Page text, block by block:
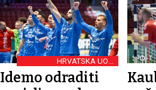
HRVATSKA UOČI
SLOVENIJE
Idemo odraditi